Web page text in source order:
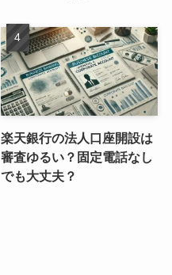
楽天銀行の法人口座開設は
審査ゆるい？固定電話なし
でも大丈夫？